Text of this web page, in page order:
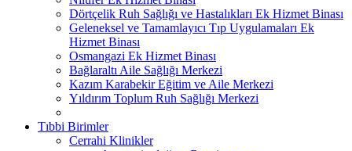
Dörtçelik Ruh Sağlığı ve Hastalıkları Ek Hizmet Binası
Geleneksel ve Tamamlayıcı Tıp Uygulamaları Ek
Hizmet Binası
Osmangazi Ek Hizmet Binası
Bağlaraltı Aile Sağlığı Merkezi
Kazım Karabekir Eğitim ve Aile Merkezi
Yıldırım Toplum Ruh Sağlığı Merkezi
Tıbbi Birimler
Cerrahi Klinikler